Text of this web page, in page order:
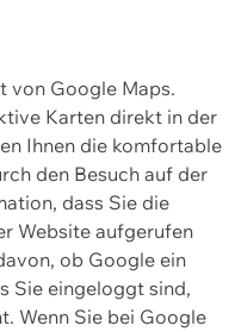
von Google Maps.
Karten direkt in der
Ihnen die komfortable
den Besuch auf der
dass Sie die
Website aufgerufen
ob Google ein
Sie eingeloggt sind,
Wenn Sie bei Google